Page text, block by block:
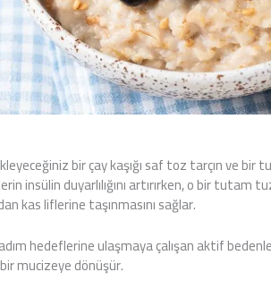
bir çay kaşığı saf toz tarçın ve
insülin duyarlılığını artırırken, o bir
kas liflerine taşınmasını sağlar.
hedeflerine ulaşmaya çalışan aktif
mucizeye dönüşür.